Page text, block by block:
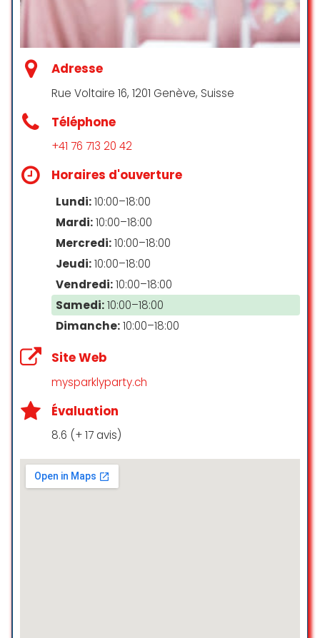
We had an excellent time. Thanks
Thomas Event.
Tonia Dabwe
☆ 4/5
À fuir absolument ! Endroit
dangereux, personnel ivre et
Une vraie honte ❗️❗️❗️❗️❗️
iceBergues is a gem in Geneva. A
central location, no sound/time
limit, full sound system, projector,
bar, plus incredible furniture and
lighting which Xavier used to create
an amazing experience for me. He
creative partner for my birthday
event – making himself available
for consultations at the venue and
supporting the catering team with
recommend the space which can
life. Thank you Xavier and the
iceBergues team.
Adresse
Rue Voltaire 16, 1201 Genève, Suisse
Téléphone
+41 76 713 20 42
Horaires d'ouverture
Lundi:10:00–18:00
Mardi:10:00–18:00
Mercredi:10:00–18:00
Jeudi:10:00–18:00
Vendredi:10:00–18:00
Samedi:10:00–18:00
Dimanche:10:00–18:00
Site Web
mysparklyparty.ch
Évaluation
8.6 (+ 17 avis)